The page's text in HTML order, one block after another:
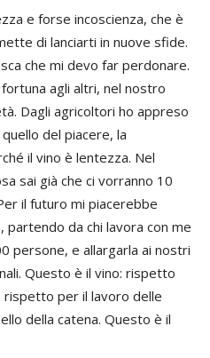
e forse incoscienza, che è
di lanciarti in nuove sfide.
che mi devo far perdonare.
agli altri, nel nostro
Dagli agricoltori ho appreso
del piacere, la
il vino è lentezza. Nel
sai già che ci vorranno 10
il futuro mi piacerebbe
partendo da chi lavora con me
persone, e allargarla ai nostri
Questo è il vino: rispetto
per il lavoro delle
della catena. Questo è il